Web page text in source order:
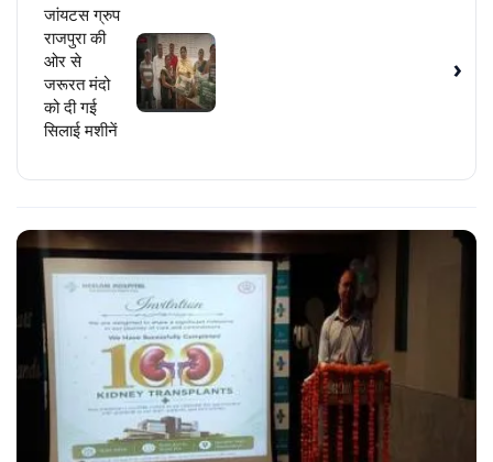
जांयटस ग्रुप
राजपुरा की
ओर से
जरूरत मंदो
को दी गई
सिलाई मशीनें
›